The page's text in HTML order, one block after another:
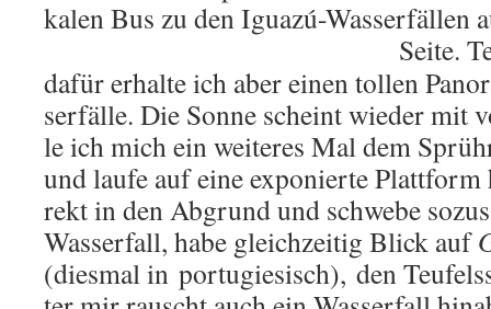
ka­len Bus zu den Iguazú-Was­ser­fäl­len
Seite.
dafür er­hal­te ich aber einen tol­len
ser­fäl­le. Die Sonne scheint wie­der mit
le ich mich ein wei­te­res Mal dem
und laufe auf eine ex­po­nier­te
rekt in den Ab­grund und schwe­be
Was­ser­fall, habe gleich­zei­tig Blick auf
(dies­mal in por­tu­gie­sisch), den